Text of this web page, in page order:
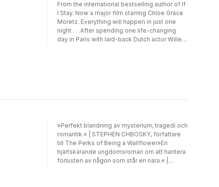
From the international bestselling author of If
I Stay. Now a major film starring Chloe Grace
Moretz. Everything will happen in just one
night . . .After spending one life-changing
day in Paris with laid-back Dutch actor Willem
Now, back together at last, this delectable e-
Levithan.
»Perfekt blandning av mysterium, tragedi och
romantik.« | STEPHEN CHBOSKY, författare
till The Perks of Being a Wallflower»En
hjärtskärande ungdomsroman om att hantera
förlusten av någon som står en nära.« |